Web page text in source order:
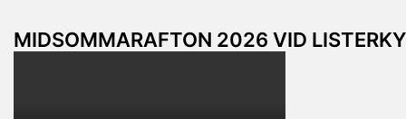
MIDSOMMARAFTON 2026 VID